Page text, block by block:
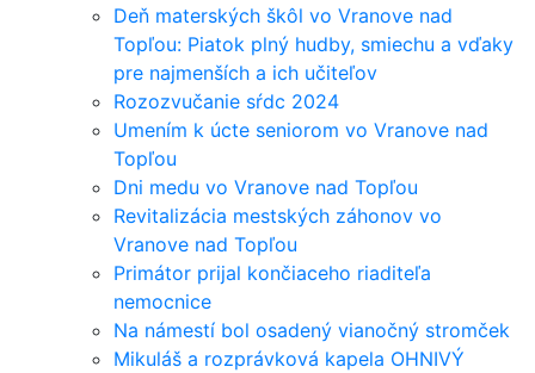
Deň materských škôl vo Vranove nad
Topľou: Piatok plný hudby, smiechu a vďaky
pre najmenších a ich učiteľov
Rozozvučanie sŕdc 2024
Umením k úcte seniorom vo Vranove nad
Topľou
Dni medu vo Vranove nad Topľou
Revitalizácia mestských záhonov vo
Vranove nad Topľou
Primátor prijal končiaceho riaditeľa
nemocnice
Na námestí bol osadený vianočný stromček
Mikuláš a rozprávková kapela OHNIVÝ